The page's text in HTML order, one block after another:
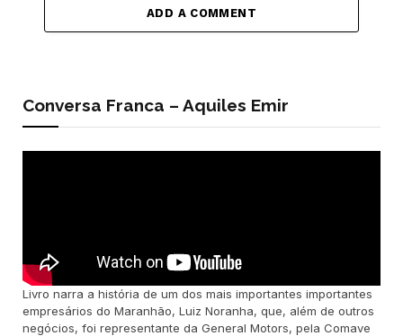
ADD A COMMENT
Conversa Franca – Aquiles Emir
Livro narra a história de um dos mais importantes importantes
empresários do Maranhão, Luiz Noranha, que, além de outros
negócios, foi representante da General Motors, pela Comave